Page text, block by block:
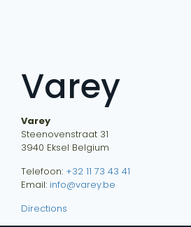
Varey
Varey
Steenovenstraat 31
3940 Eksel Belgium
Telefoon: +32 11 73 43 41
Email: info@varey.be
Directions